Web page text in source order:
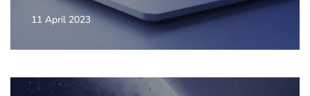
11 April 2023